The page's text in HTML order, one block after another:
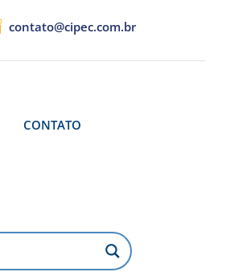
contato@cipec.com.br
CONTATO